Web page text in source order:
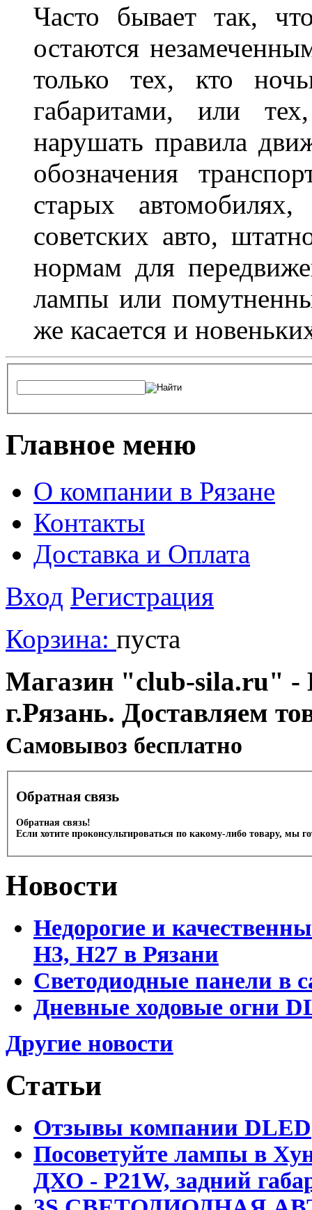
Часто бывает так,
остаются
только тех, кто
габаритами, или
нарушать правила
обозначения
старых
советских авто,
нормам для
лампы или
же касается и
Главное меню
О компании в Рязане
Контакты
Доставка и Оплата
Вход Регистрация
Корзина: пуста
Магазин "club-sila.ru" -
г.Рязань. Доставляем
Cамовывоз бесплатно
Обратная связь
Обратная связь!
Если хотите проконсультироваться по какому-либо товару, мы
Новости
Недорогие и
Н3, Н27 в Рязани
Светодиодные панели в
Дневные ходовые огни
Другие новости
Статьи
Отзывы компании DLED
Посоветуйте лампы в
ДХО - P21W, задний